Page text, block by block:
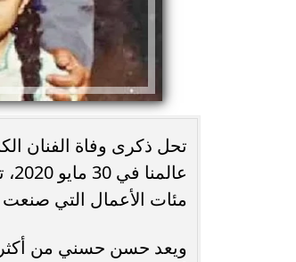
تحل ذكرى وفاة الفنان
مئات الأعمال التي صنعت
ويعد حسن حسني من أكثر
محافظ أسيوط : حملات مكثفة لرفع
الإشغالات بحي شرق لإعادة الانضباط